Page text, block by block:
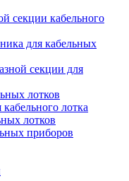
секции кабельного
для кабельных
секции для
лотков
лотка
лотков
приборов